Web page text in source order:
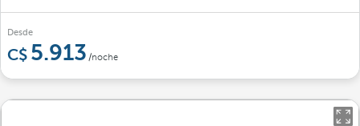
Desde
5.913 /noche